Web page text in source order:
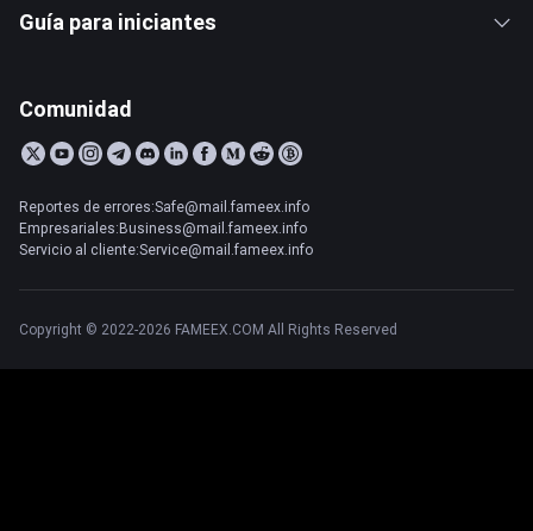
Guía para iniciantes
Comunidad
Reportes de errores:Safe@mail.fameex.info
Empresariales:Business@mail.fameex.info
Servicio al cliente:Service@mail.fameex.info
Copyright © 2022-2026 FAMEEX.COM All Rights Reserved